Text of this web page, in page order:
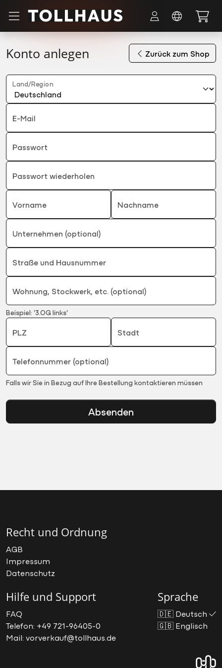
Zum Hauptinhalt springen
Konto anlegen Zurück zum Shop
Land/Region
E-Mail
Passwort
Passwort wiederholen
Vorname Nachname
Unternehmen (optional)
Straße und Hausnummer
Wohnung, Stockwerk, etc. (optional)
Beispiel: '3.OG links'
PLZ Stadt
Telefonnummer (optional)
Falls wir Sie in Bezug auf Ihre Bestellung kontaktieren müssen
Absenden
Recht und Ordnung
AGB
Impressum
Datenschutz
Hilfe und Support
FAQ
Telefon: +49 721-96405-0
Mail: vorverkauf@tollhaus.de
Sprache
🇩🇪 Deutsch
🇬🇧 Englisch